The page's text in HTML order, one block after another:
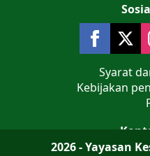
Jalan Teluk
Syarat
Kebijakan
2026 - Yayasan